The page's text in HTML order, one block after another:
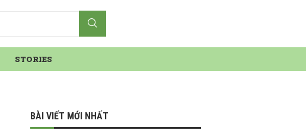
STORIES
BÀI VIẾT MỚI NHẤT